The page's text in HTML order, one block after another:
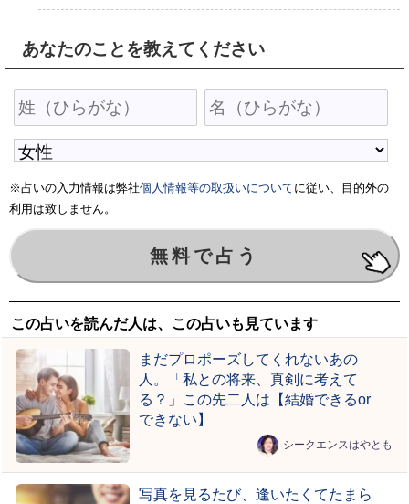
あなたのことを教えてください
※占いの入力情報は弊社個人情報等の取扱いについてに従い、目的外の
利用は致しません。
この占いを読んだ人は、この占いも見ています
まだプロポーズしてくれないあの
人。「私との将来、真剣に考えて
る？」この先二人は【結婚できるor
できない】
シークエンスはやとも
写真を見るたび、逢いたくてたまら